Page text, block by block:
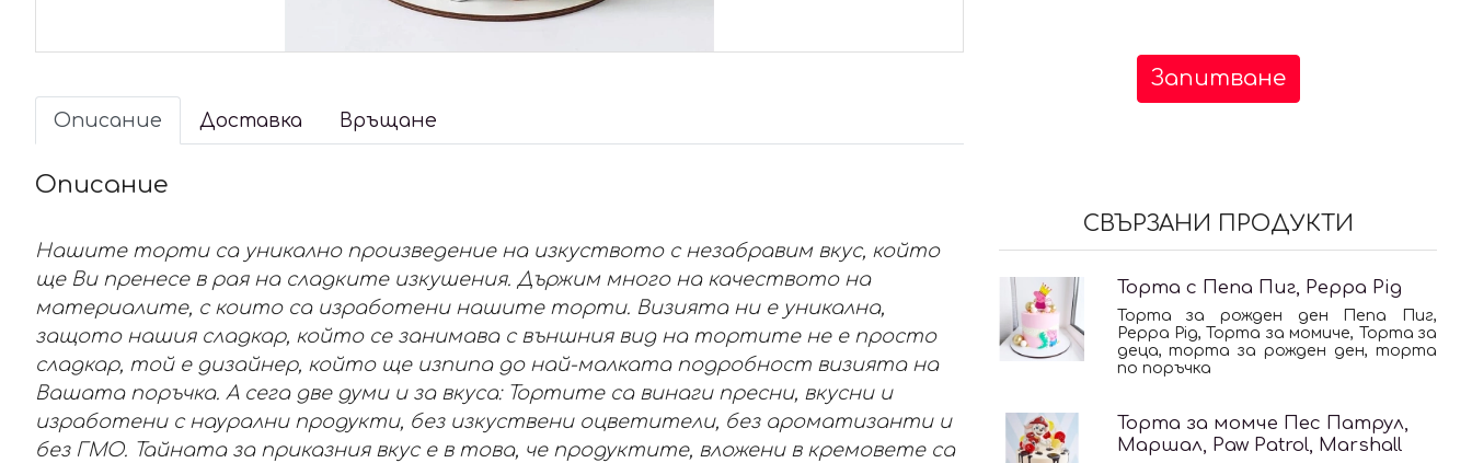
Запитване
СВЪРЗАНИ ПРОДУКТИ
Торта с Пепа Пиг, Peppa Pig
Торта за рожден ден Пепа Пиг,
Peppa Pig, Торта за момиче, Торта за
деца, торта за рожден ден, торта
по поръчка
Торта за момче Пес Патрул,
Маршал, Paw Patrol, Marshall
Описание Доставка Връщане
Описание
Нашите торти са уникално произведение на изкуството с незабравим вкус, който
ще Ви пренесе в рая на сладките изкушения. Държим много на качеството на
материалите, с които са изработени нашите торти. Визията ни е уникална,
защото нашия сладкар, който се занимава с външния вид на тортите не е просто
сладкар, той е дизайнер, който ще изпипа до най-малката подробност визията на
Вашата поръчка. А сега две думи и за вкуса: Тортите са винаги пресни, вкусни и
изработени с наурални продукти, без изкуствени оцветители, без ароматизанти и
без ГМО. Тайната за приказния вкус е в това, че продуктите, вложени в кремовете са